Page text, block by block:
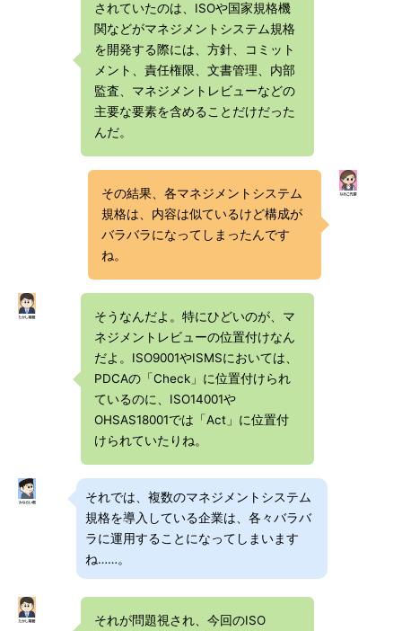
されていたのは、ISOや国家規格機
関などがマネジメントシステム規格
を開発する際には、方針、コミット
メント、責任権限、文書管理、内部
監査、マネジメントレビューなどの
主要な要素を含めることだけだった
んだ。
その結果、各マネジメントシステム
規格は、内容は似ているけど構成が
バラバラになってしまったんです
ね。
そうなんだよ。特にひどいのが、マ
ネジメントレビューの位置付けなん
だよ。ISO9001やISMSにおいては、
PDCAの「Check」に位置付けられ
ているのに、ISO14001や
OHSAS18001では「Act」に位置付
けられていたりね。
それでは、複数のマネジメントシステム
規格を導入している企業は、各々バラバ
ラに運用することになってしまいます
ね……。
それが問題視され、今回のISO